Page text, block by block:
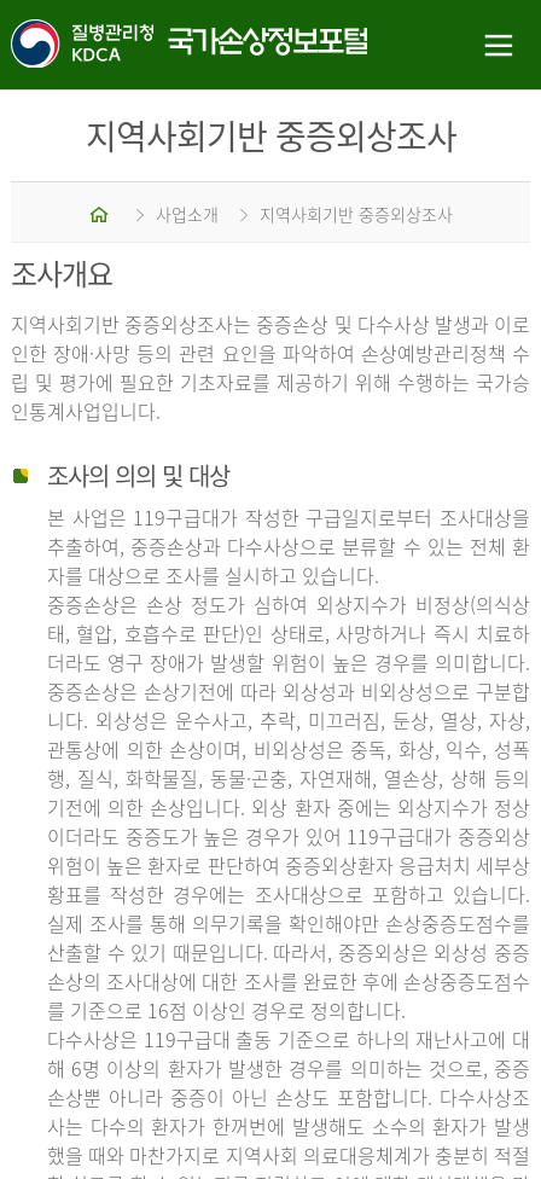
지역사회기반 중증외상조사
홈 사업소개 지역사회기반 중증외상조사
조사개요
지역사회기반 중증외상조사는 중증손상 및 다수사상 발생과 이로
인한 장애·사망 등의 관련 요인을 파악하여 손상예방관리정책 수
립 및 평가에 필요한 기초자료를 제공하기 위해 수행하는 국가승
인통계사업입니다.
조사의 의의 및 대상
본 사업은 119구급대가 작성한 구급일지로부터 조사대상을
추출하여, 중증손상과 다수사상으로 분류할 수 있는 전체 환
자를 대상으로 조사를 실시하고 있습니다.
중증손상은 손상 정도가 심하여 외상지수가 비정상(의식상
태, 혈압, 호흡수로 판단)인 상태로, 사망하거나 즉시 치료하
더라도 영구 장애가 발생할 위험이 높은 경우를 의미합니다.
중증손상은 손상기전에 따라 외상성과 비외상성으로 구분합
니다. 외상성은 운수사고, 추락, 미끄러짐, 둔상, 열상, 자상,
관통상에 의한 손상이며, 비외상성은 중독, 화상, 익수, 성폭
행, 질식, 화학물질, 동물·곤충, 자연재해, 열손상, 상해 등의
기전에 의한 손상입니다. 외상 환자 중에는 외상지수가 정상
이더라도 중증도가 높은 경우가 있어 119구급대가 중증외상
위험이 높은 환자로 판단하여 중증외상환자 응급처치 세부상
황표를 작성한 경우에는 조사대상으로 포함하고 있습니다.
실제 조사를 통해 의무기록을 확인해야만 손상중증도점수를
산출할 수 있기 때문입니다. 따라서, 중증외상은 외상성 중증
손상의 조사대상에 대한 조사를 완료한 후에 손상중증도점수
를 기준으로 16점 이상인 경우로 정의합니다.
다수사상은 119구급대 출동 기준으로 하나의 재난사고에 대
해 6명 이상의 환자가 발생한 경우를 의미하는 것으로, 중증
손상뿐 아니라 중증이 아닌 손상도 포함합니다. 다수사상조
사는 다수의 환자가 한꺼번에 발생해도 소수의 환자가 발생
했을 때와 마찬가지로 지역사회 의료대응체계가 충분히 적절